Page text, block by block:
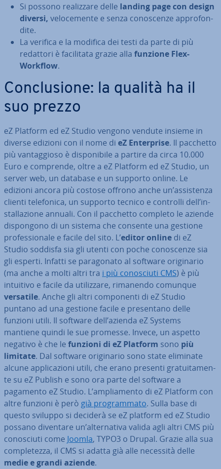
Si possono rea­liz­za­re delle landing page con design
diversi, ve­lo­ce­men­te e senza co­no­scen­ze ap­pro­fon­
di­te.
La verifica e la modifica dei testi da parte di più
redattori è fa­ci­li­ta­ta grazie alla funzione Flex-
Workflow.
Con­clu­sio­ne: la qualità ha il
suo prezzo
eZ Platform ed eZ Studio vengono vendute insieme in
diverse edizioni con il nome di eZ En­ter­pri­se. Il pacchetto
più van­tag­gio­so è di­spo­ni­bi­le a partire da circa 10.000
Euro e comprende, oltre a eZ Platform ed eZ Studio, un
server web, un database e un supporto online. Le
edizioni ancora più costose offrono anche un’as­si­sten­za
clienti te­le­fo­ni­ca, un supporto tecnico e controlli dell’in­
stal­la­zio­ne annuali. Con il pacchetto completo le aziende
di­spon­go­no di un sistema che consente una gestione
pro­fes­sio­na­le e facile del sito. L’editor online di eZ
Studio soddisfa sia gli utenti con poche co­no­scen­ze sia
gli esperti. Infatti se pa­ra­go­na­to al software ori­gi­na­rio
(ma anche a molti altri tra i più co­no­sciu­ti CMS) è più
intuitivo e facile da uti­liz­za­re, rimanendo comunque
versatile. Anche gli altri com­po­nen­ti di eZ Studio
puntano ad una gestione facile e pre­sen­ta­no delle
funzioni utili. Il software dell’azienda eZ Systems
mantiene quindi le sue promesse. Invece, un aspetto
negativo è che le funzioni di eZ Platform sono più
limitate. Dal software ori­gi­na­rio sono state eliminate
alcune ap­pli­ca­zio­ni utili, che erano presenti gra­tui­ta­men­
te su eZ Publish e sono ora parte del software a
pagamento eZ Studio. L’am­plia­men­to di eZ Platform con
altre funzioni è però già pro­gram­ma­to. Sulla base di
questo sviluppo si deciderà se eZ platform ed eZ Studio
possano diventare un’al­ter­na­ti­va valida agli altri CMS più
co­no­sciu­ti come Joomla, TYPO3 o Drupal. Grazie alla sua
com­ple­tez­za, il CMS si adatta già alle necessità delle
medie e grandi aziende.